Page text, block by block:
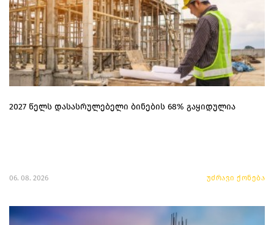
2027 წელს დასასრულებელი ბინების 68% გაყიდულია
06. 08. 2026 უძრავი ქონება